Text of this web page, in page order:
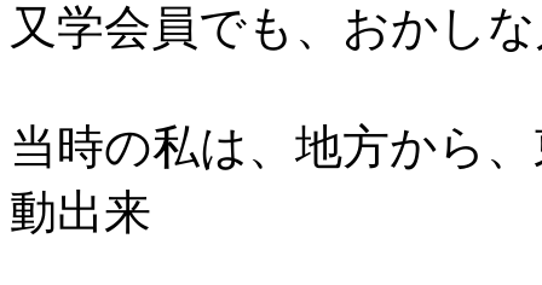
又学会員でも、おかし
当時の私は、地方から
動出来